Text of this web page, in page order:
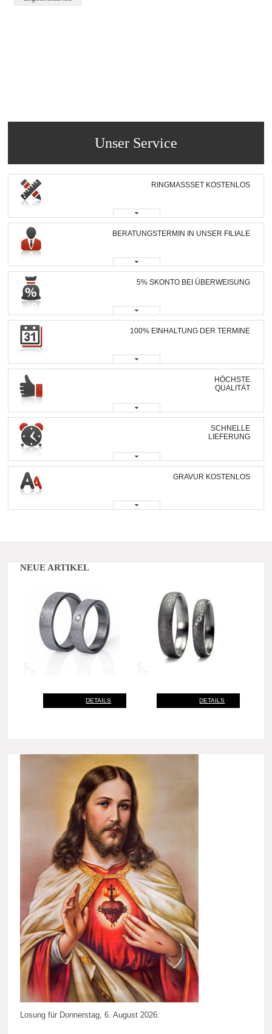
Unser Service
RINGMASSSET KOSTENLOS
BERATUNGSTERMIN IN UNSER FILIALE
5% SKONTO BEI ÜBERWEISUNG
100% EINHALTUNG DER TERMINE
HÖCHSTE
QUALITÄT
SCHNELLE
LIEFERUNG
GRAVUR KOSTENLOS
NEUE ARTIKEL
DETAILS DETAILS
Losung für Donnerstag, 6. August 2026: